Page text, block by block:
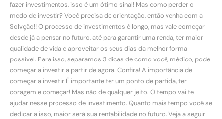
fazer investimentos, isso é um ótimo sinal! Mas como perder o
medo de investir? Você precisa de orientação, então venha com a
Solvção!! O processo de investimentos é longo, mas vale começar
desde já a pensar no futuro, até para garantir uma renda, ter maior
qualidade de vida e aproveitar os seus dias da melhor forma
possível. Para isso, separamos 3 dicas de como você, médico, pode
começar a investir a partir de agora. Confira! A importância de
começar a investir É importante ter um ponto de partida, ter
coragem e começar! Mas não de qualquer jeito. O tempo vai te
ajudar nesse processo de investimento. Quanto mais tempo você se
dedicar a isso, maior será sua rentabilidade no futuro. Veja a seguir